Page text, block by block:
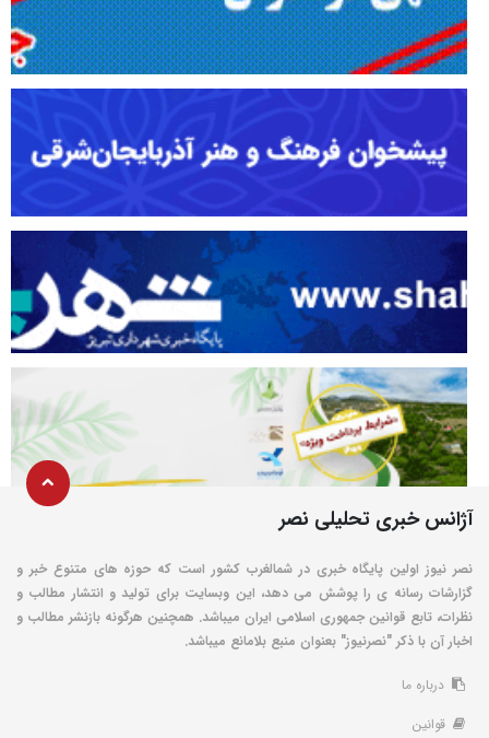
آژانس خبری تحلیلی نصر
نصر نیوز اولین پایگاه خبری در شمالغرب کشور است که حوزه های متنوع خبر و
گزارشات رسانه ی را پوشش می دهد، این وبسایت برای تولید و انتشار مطالب و
نظرات، تابع قوانین جمهوری اسلامی ایران میباشد. همچنین هرگونه بازنشر مطالب و
اخبار آن با ذکر "نصرنیوز" بعنوان منبع بلامانع میباشد.
درباره ما
قوانین